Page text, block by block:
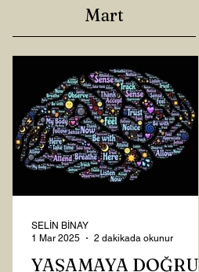
Mart
YAŞAMAYA DOĞRU
SELİN BİNAY
1 Mar 2025
2 dakikada okunur